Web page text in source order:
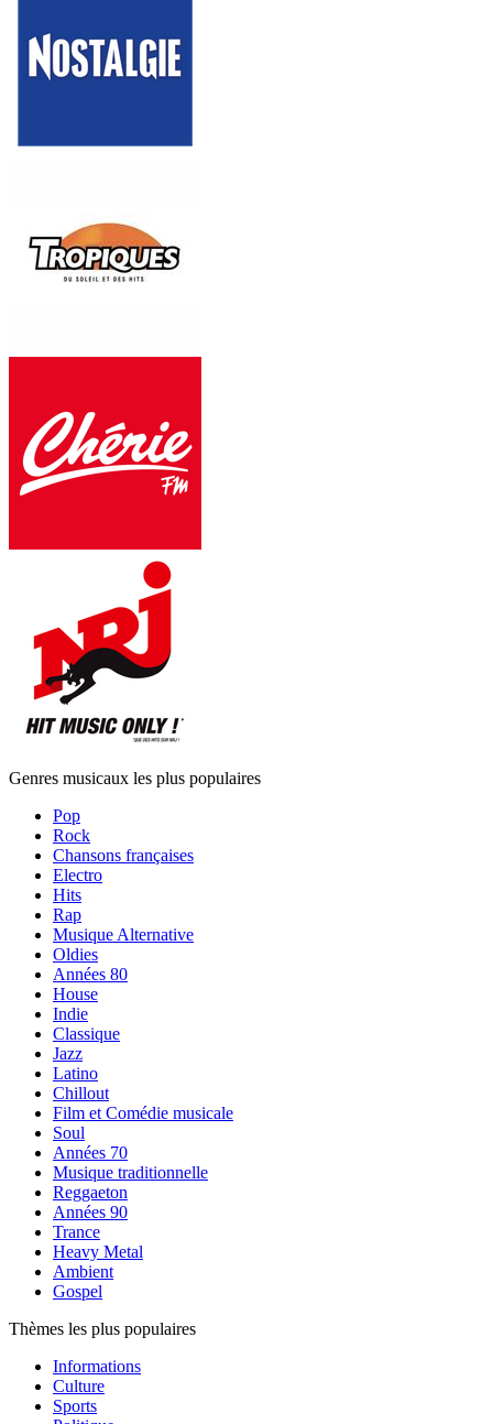
Genres musicaux les plus populaires
Pop
Rock
Chansons françaises
Electro
Hits
Rap
Musique Alternative
Oldies
Années 80
House
Indie
Classique
Jazz
Latino
Chillout
Film et Comédie musicale
Soul
Années 70
Musique traditionnelle
Reggaeton
Années 90
Trance
Heavy Metal
Ambient
Gospel
Thèmes les plus populaires
Informations
Culture
Sports